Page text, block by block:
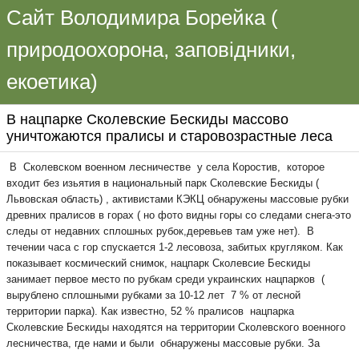
Сайт Володимира Борейка (
природоохорона, заповідники,
екоетика)
В нацпарке Сколевские Бескиды массово
уничтожаются пралисы и старовозрастные леса
В Сколевском военном лесничестве у села Коростив, которое
входит без изьятия в национальный парк Сколевские Бескиды (
Львовская область) , активистами КЭКЦ обнаружены массовые рубки
древних пралисов в горах ( но фото видны горы со следами снега-это
следы от недавних сплошных рубок,деревьев там уже нет). В
течении часа с гор спускается 1-2 лесовоза, забитых кругляком. Как
показывает космический снимок, нацпарк Сколевсие Бескиды
занимает первое место по рубкам среди украинских нацпарков (
вырублено сплошными рубками за 10-12 лет 7 % от лесной
территории парка). Как известно, 52 % пралисов нацпарка
Сколевские Бескиды находятся на территории Сколевского военного
лесничества, где нами и были обнаружены массовые рубки. За